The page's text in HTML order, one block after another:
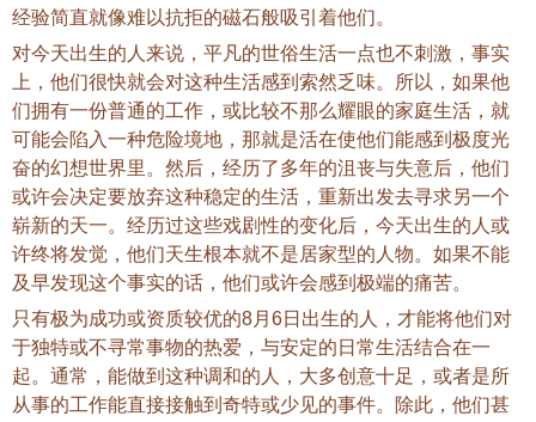
经验简直就像难以抗拒的磁石般吸引着他们。
对今天出生的人来说，平凡的世俗生活一点也不刺激，事实
上，他们很快就会对这种生活感到索然乏味。所以，如果他
们拥有一份普通的工作，或比较不那么耀眼的家庭生活，就
可能会陷入一种危险境地，那就是活在使他们能感到极度光
奋的幻想世界里。然后，经历了多年的沮丧与失意后，他们
或许会决定要放弃这种稳定的生活，重新出发去寻求另一个
崭新的天一。经历过这些戏剧性的变化后，今天出生的人或
许终将发觉，他们天生根本就不是居家型的人物。如果不能
及早发现这个事实的话，他们或许会感到极端的痛苦。
只有极为成功或资质较优的8月6日出生的人，才能将他们对
于独特或不寻常事物的热爱，与安定的日常生活结合在一
起。通常，能做到这种调和的人，大多创意十足，或者是所
从事的工作能直接接触到奇特或少见的事件。除此，他们甚